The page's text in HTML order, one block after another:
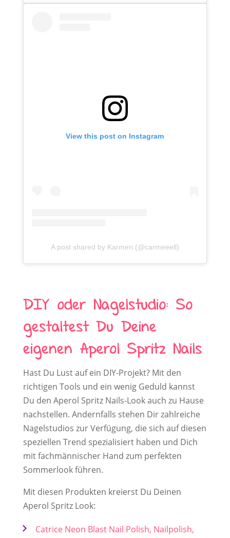
View this post on Instagram
A post shared by Karmen (@carmeeell)
DIY oder Nagelstudio: So
gestaltest Du Deine
eigenen Aperol Spritz Nails
Hast Du Lust auf ein DIY-Projekt? Mit den
richtigen Tools und ein wenig Geduld kannst
Du den Aperol Spritz Nails-Look auch zu Hause
nachstellen. Andernfalls stehen Dir zahlreiche
Nagelstudios zur Verfügung, die sich auf diesen
speziellen Trend spezialisiert haben und Dich
mit fachmännischer Hand zum perfekten
Sommerlook führen.
Mit diesen Produkten kreierst Du Deinen
Aperol Spritz Look:
Catrice Neon Blast Nail Polish, Nailpolish,